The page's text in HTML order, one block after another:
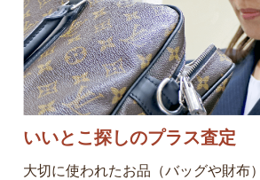
いいとこ探しのプラス査定
大切に使われたお品（バッグや財布